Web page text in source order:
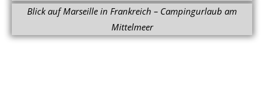
Blick auf Marseille in Frankreich – Campingurlaub am
Mittelmeer